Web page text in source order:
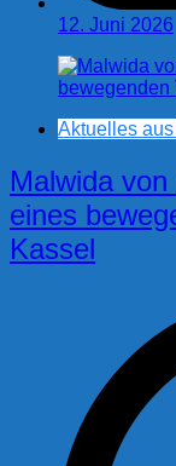
12. Juni 2026
Aktuelles aus
Malwida
eines
Kassel